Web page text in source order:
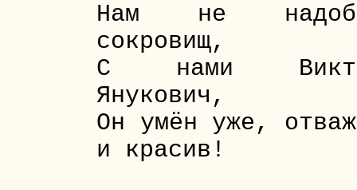
Нам не
сокровищ,
С нами
Янукович,
Он умён уже,
и красив!